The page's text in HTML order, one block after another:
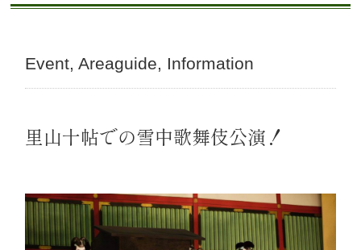
Event Areaguide Information
里山十帖での雪中歌舞伎公演！